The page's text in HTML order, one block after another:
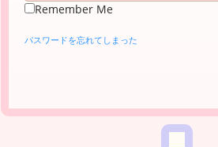
Remember Me
パスワードを忘れてしまった